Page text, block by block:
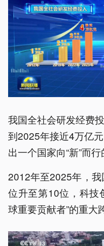
我国全社会研发经费
到2025年接近4万亿
出一个国家向“新”而行
2012年至2025年，
位升至第10位，科技
球重要贡献者”的重大